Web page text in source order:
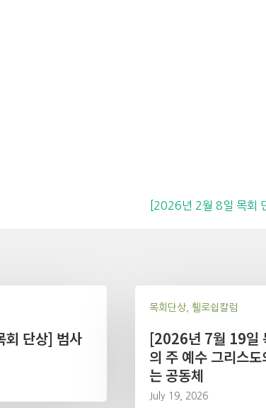
[2026년 2월 8일 목회
단상] 범사
목회단상, 휄로쉽칼럼
[2026년 7월 19일
의 주 예수 그리스
는 공동체
July 19, 2026